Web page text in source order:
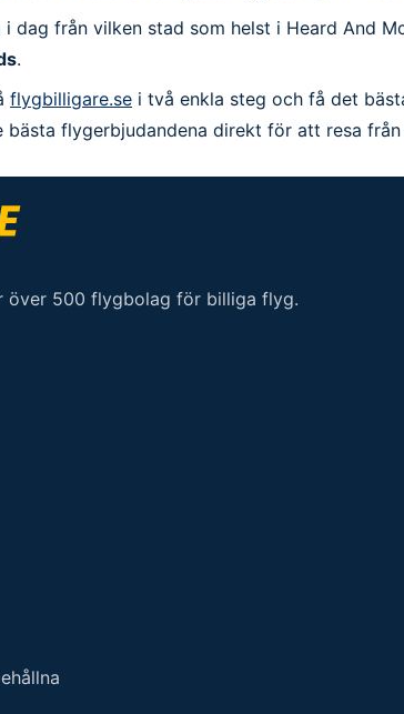
från vilken stad som helst i Heard And
.
flygbilligare.se i två enkla steg och få det
flygerbjudandena direkt för att resa
över 500 flygbolag för billiga flyg.